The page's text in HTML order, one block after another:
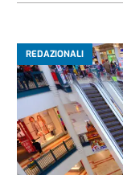
REDAZIONALI